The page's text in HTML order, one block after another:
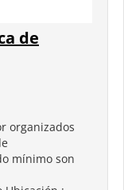
de
organizados
mínimo son